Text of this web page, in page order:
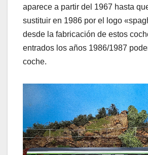
aparece a partir del 1967 hasta
sustituir en 1986 por el logo
desde la fabricación de estos
entrados los años 1986/1987
coche.